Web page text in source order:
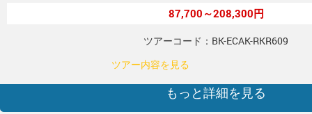
87,700～208,300円
ツアーコード：BK-ECAK-RKR609
ツアー内容を見る
もっと詳細を見る